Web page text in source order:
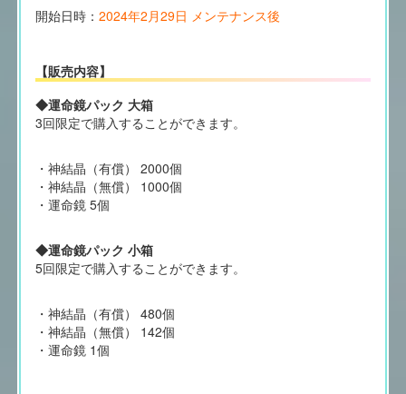
開始日時： 2024年2月29日 メンテナンス後
【販売内容】
◆運命鏡パック 大箱
3回限定で購入することができます。
・神結晶（有償） 2000個
・神結晶（無償） 1000個
・運命鏡 5個
◆運命鏡パック 小箱
5回限定で購入することができます。
・神結晶（有償） 480個
・神結晶（無償） 142個
・運命鏡 1個